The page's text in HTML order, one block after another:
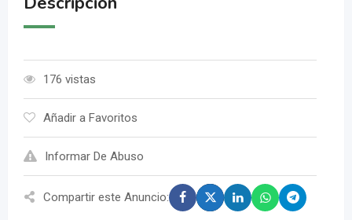
176 vistas
Añadir a Favoritos
Informar De Abuso
Compartir este Anuncio: